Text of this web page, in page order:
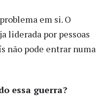
em si. O
liderada por pessoas
não pode entrar numa
essa guerra?